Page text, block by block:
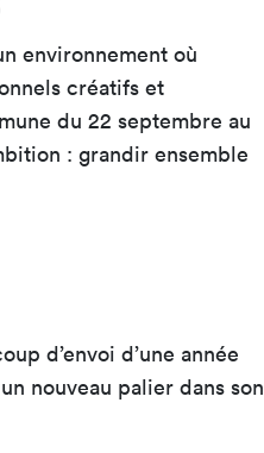
environnement où
créatifs et
du 22 septembre au
: grandir ensemble
d’envoi d’une année
nouveau palier dans son